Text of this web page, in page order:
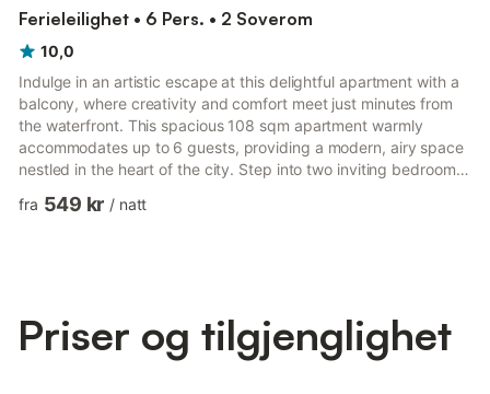
Ferieleilighet • 6 Pers. • 2 Soverom
10,0
Indulge in an artistic escape at this delightful apartment with a
balcony, where creativity and comfort meet just minutes from
the waterfront. This spacious 108 sqm apartment warmly
accommodates up to 6 guests, providing a modern, airy space
nestled in the heart of the city. Step into two inviting bedrooms:
two comfy singles. The living room couch effortlessly
fra 549 kr / natt
Priser og tilgjenglighet